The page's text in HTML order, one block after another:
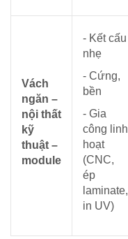
Vách
ngăn –
nội thất
kỹ
thuật –
module
- Kết cấu
nhẹ
- Cứng,
bền
- Gia
công linh
hoạt
(CNC,
ép
laminate,
in UV)